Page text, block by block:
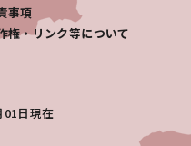
事項
権・リンク等について
日現在